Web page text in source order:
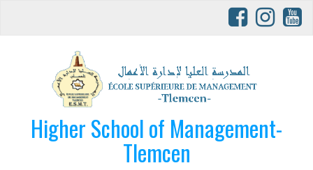
Higher School of Management-
Tlemcen